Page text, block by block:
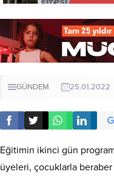
GÜNDEM 25.01.2022
Eğitimin ikinci gün
üyeleri, çocuklarla